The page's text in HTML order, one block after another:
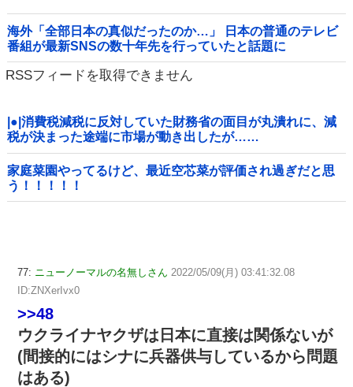
海外「全部日本の真似だったのか…」 日本の普通のテレビ
番組が最新SNSの数十年先を行っていたと話題に
RSSフィードを取得できません
|●|消費税減税に反対していた財務省の面目が丸潰れに、減
税が決まった途端に市場が動き出したが……
家庭菜園やってるけど、最近空芯菜が評価され過ぎだと思
う！！！！！
77: ニューノーマルの名無しさん 2022/05/09(月) 03:41:32.08
ID:ZNXerIvx0
>>48
ウクライナヤクザは日本に直接は関係ないが
(間接的にはシナに兵器供与しているから問題
はある)